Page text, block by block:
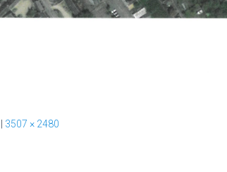
3507 × 2480